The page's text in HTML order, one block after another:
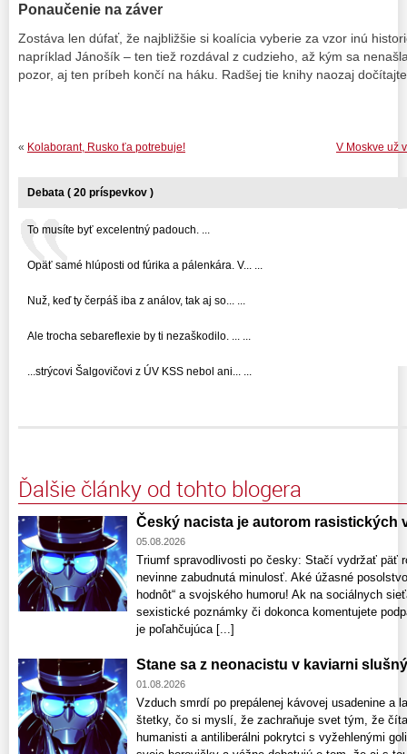
Ponaučenie na záver
Zostáva len dúfať, že najbližšie si koalícia vyberie za vzor inú
napríklad Jánošík – ten tiež rozdával z cudzieho, až kým sa
pozor, aj ten príbeh končí na háku. Radšej tie knihy naozaj
V Moskve už
« Kolaborant, Rusko ťa potrebuje!
Debata ( 20 príspevkov )
To musíte byť excelentný padouch. ...
Opäť samé hlúposti od fúrika a pálenkára. V... ...
Nuž, keď ty čerpáš iba z análov, tak aj so... ...
Ale trocha sebareflexie by ti nezaškodilo. ... ...
...strýcovi Šalgovičovi z ÚV KSS nebol ani... ...
Ďalšie články od tohto blogera
Český nacista je autorom rasistických
05.08.2026
Triumf spravodlivosti po česky: Stačí vydržať päť
nevinne zabudnutá minulosť. Aké úžasné
hodnôt“ a svojského humoru! Ak na sociálnych
sexistické poznámky či dokonca komentujete
je poľahčujúca [...]
Stane sa z neonacistu v kaviarni
01.08.2026
Vzduch smrdí po prepálenej kávovej usadenine a
štetky, čo si myslí, že zachraňuje svet tým, že
humanisti a antiliberálni pokrytci s vyžehlenými